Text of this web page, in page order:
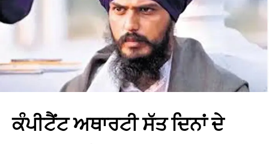
ਕੰਪੀਟੈਂਟ ਅਥਾਰਟੀ ਸੱਤ ਦਿਨਾਂ ਦੇ